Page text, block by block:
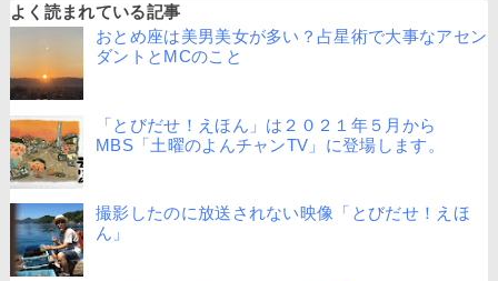
よく読まれている記事
おとめ座は美男美女が多い？占星術で大事なアセン
ダントとMCのこと
「とびだせ！えほん」は２０２１年５月から
MBS「土曜のよんチャンTV」に登場します。
撮影したのに放送されない映像「とびだせ！えほ
ん」